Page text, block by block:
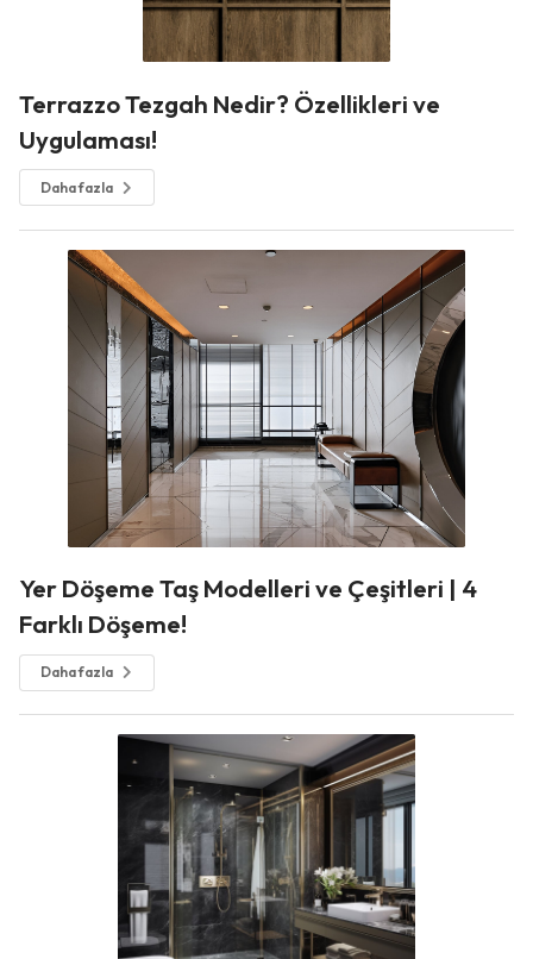
Terrazzo Tezgah Nedir? Özellikleri ve
Uygulaması!
Daha fazla
Yer Döşeme Taş Modelleri ve Çeşitleri | 4
Farklı Döşeme!
Daha fazla